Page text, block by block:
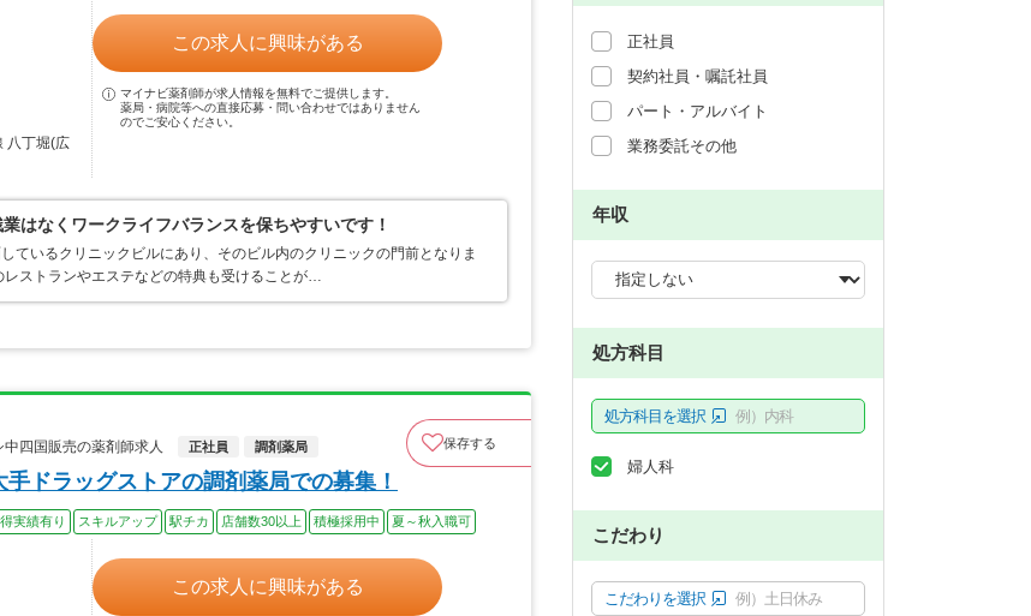
八丁堀(広
この求人に興味がある
マイナビ薬剤師が求人情報を無料でご提供します。
薬局・病院等への直接応募・問い合わせではありません
のでご安心ください。
はなくワークライフバランスを保ちやすいです！
ているクリニックビルにあり、そのビル内のクリニックの門前となりま
ストランやエステなどの特典も受けることが…
四国販売の薬剤師求人
正社員 調剤薬局 保存する
ドラッグストアの調剤薬局での募集！
実績有り スキルアップ 駅チカ 店舗数30以上 積極採用中 夏～秋入職可
この求人に興味がある
正社員
契約社員・嘱託社員
パート・アルバイト
業務委託その他
年収
処方科目
処方科目を選択 例）内科
婦人科
こだわり
こだわりを選択 例）土日休み